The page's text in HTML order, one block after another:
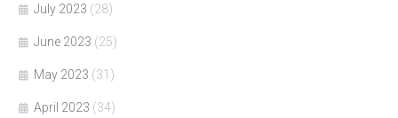
July 2023 (28)
June 2023 (25)
May 2023 (31)
April 2023 (34)